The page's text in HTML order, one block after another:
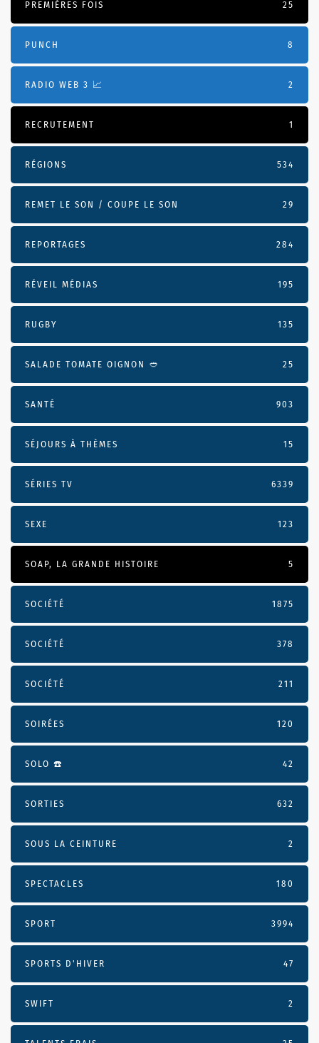
PREMIÈRES FOIS 25
PUNCH 8
RADIO WEB 3 📈 2
RECRUTEMENT 1
RÉGIONS 534
REMET LE SON / COUPE LE SON 29
REPORTAGES 284
RÉVEIL MÉDIAS 195
RUGBY 135
SALADE TOMATE OIGNON 🥙 25
SANTÉ 903
SÉJOURS À THÈMES 15
SÉRIES TV 6339
SEXE 123
SOAP, LA GRANDE HISTOIRE 5
SOCIÉTÉ 1875
SOCIÉTÉ 378
SOCIÉTÉ 211
SOIRÉES 120
SOLO ☎️ 42
SORTIES 632
SOUS LA CEINTURE 2
SPECTACLES 180
SPORT 3994
SPORTS D'HIVER 47
SWIFT 2